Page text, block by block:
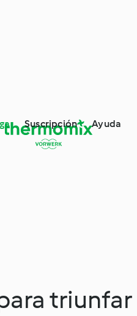
Suscripción Ayuda
triunfar